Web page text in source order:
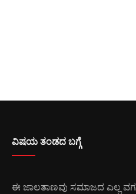
ವಿಷಯ ತಂಡದ ಬಗ್ಗೆ
ಈ ಜಾಲತಾಣವು ಸಮಾಜದ ಎಲ್ಲ